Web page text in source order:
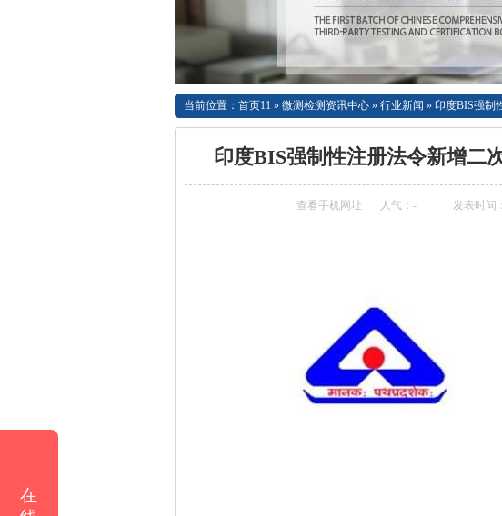
当前位置： 首页11 » 微测检测资讯中心 » 行业新闻 » 印度BIS强制
印度BIS强制性注册法令新增二
查看手机网址 人气： - 发表时间
在